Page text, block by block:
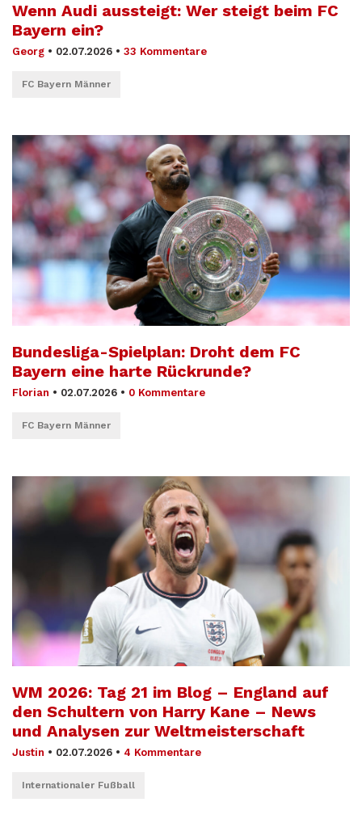
Wenn Audi aussteigt: Wer steigt beim FC
Bayern ein?
Georg • 02.07.2026 • 33 Kommentare
FC Bayern Männer
Bundesliga-Spielplan: Droht dem FC
Bayern eine harte Rückrunde?
Florian • 02.07.2026 • 0 Kommentare
FC Bayern Männer
WM 2026: Tag 21 im Blog – England auf
den Schultern von Harry Kane – News
und Analysen zur Weltmeisterschaft
Justin • 02.07.2026 • 4 Kommentare
Internationaler Fußball